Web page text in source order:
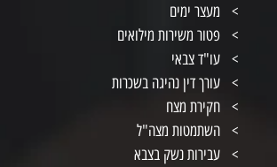
מעצר ימים
פטור משירות מילואים
עו"ד צבאי
עורך דין נהיגה בשכרות
חקירת מצח
השתמטות מצה"ל
עבירות נשק בצבא